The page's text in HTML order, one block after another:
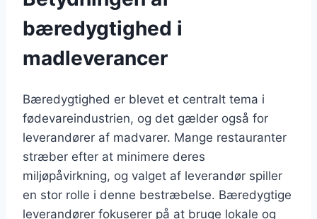
bæredygtighed i
madleverancer
Bæredygtighed er blevet et centralt tema i
fødevareindustrien, og det gælder også for
leverandører af madvarer. Mange restauranter
stræber efter at minimere deres
miljøpåvirkning, og valget af leverandør spiller
en stor rolle i denne bestræbelse. Bæredygtige
leverandører fokuserer på at bruge lokale og